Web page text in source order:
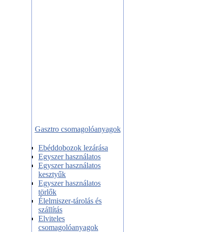
Gasztro csomagolóanyagok
Ebéddobozok lezárása
Egyszer használatos
Egyszer használatos
kesztyűk
Egyszer használatos
törlők
Élelmiszer-tárolás és
szállítás
Elviteles
csomagolóanyagok